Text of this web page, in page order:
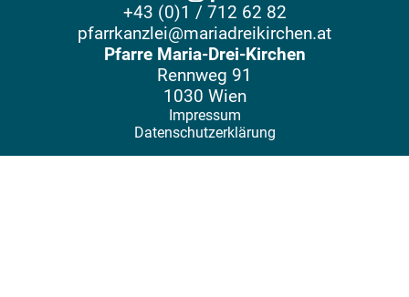
+43 (0)1 / 712 62 82
pfarrkanzlei@mariadreikirchen.at
Pfarre Maria-Drei-Kirchen
Rennweg 91
1030 Wien
Impressum
Datenschutzerklärung